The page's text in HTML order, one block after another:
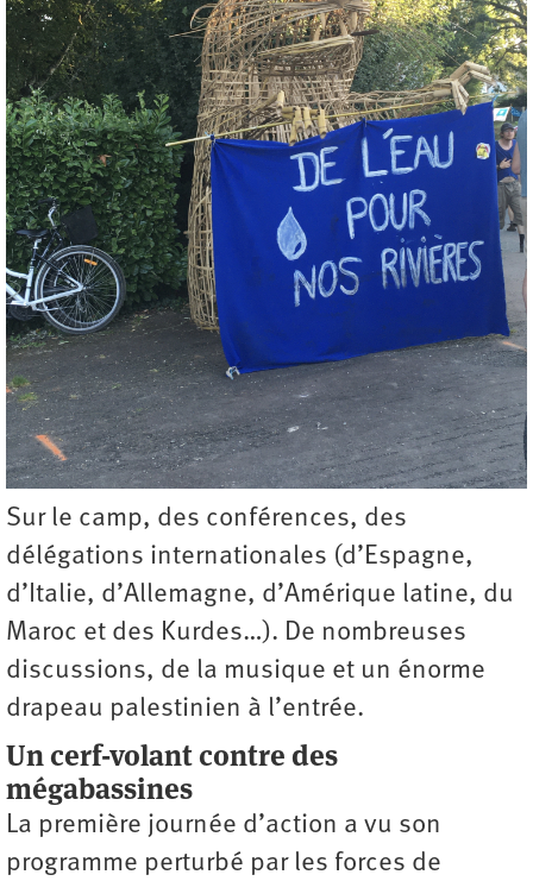
Sur le camp, des conférences, des
délégations internationales (d’Espagne,
d’Italie, d’Allemagne, d’Amérique latine, du
Maroc et des Kurdes…). De nombreuses
discussions, de la musique et un énorme
drapeau palestinien à l’entrée.
Un cerf-volant contre des
mégabassines
La première journée d’action a vu son
programme perturbé par les forces de